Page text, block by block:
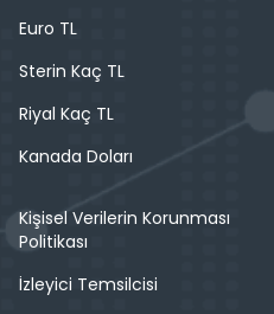
Euro TL
Sterin Kaç TL
Riyal Kaç TL
Kanada Doları
Kişisel Verilerin Korunması
Politikası
İzleyici Temsilcisi